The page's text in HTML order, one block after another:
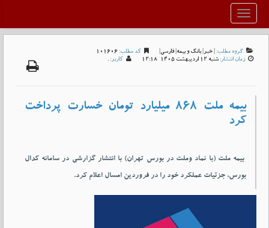
گروه مطلب: | خبر| بانک و بیمه| فارسی| کد مطلب: 101606
زمان انتشار: شنبه 12 ارديبهشت 1405-12:18 کاربر: .
بیمه ملت 868 میلیارد تومان خسارت پرداخت
کرد
بیمه ملت (با نماد وملت در بورس تهران) با انتشار گزارشی در سامانه کدال
بورس، جزئیات عملکرد خود را در فروردین امسال اعلام کرد.